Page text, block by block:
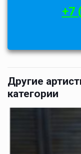
+7
Другие
категории